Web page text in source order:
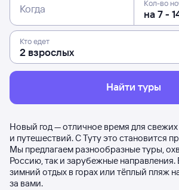
Когда Кол-во
Кто едет
Найти туры
Новый год — отличное время для
и путешествий. С Туту это становится
Мы предлагаем разнообразные туры,
Россию, так и зарубежные
зимний отдых в горах или тёплый пляж
за вами.